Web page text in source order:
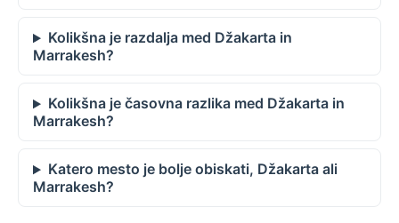
Kolikšna je razdalja med Džakarta in
Marrakesh?
Kolikšna je časovna razlika med Džakarta in
Marrakesh?
Katero mesto je bolje obiskati, Džakarta ali
Marrakesh?